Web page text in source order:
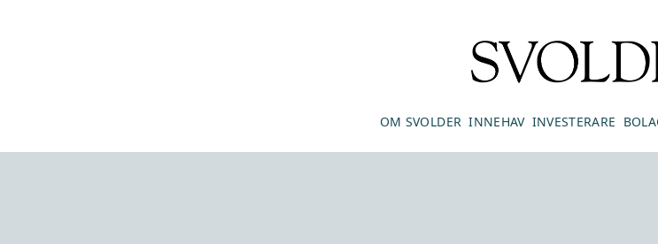
OM SVOLDER INNEHAV INVESTERARE